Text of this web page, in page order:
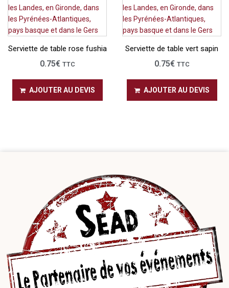
Serviette de table rose fushia
0.75€ TTC
AJOUTER AU DEVIS
Serviette de table vert sapin
0.75€ TTC
AJOUTER AU DEVIS